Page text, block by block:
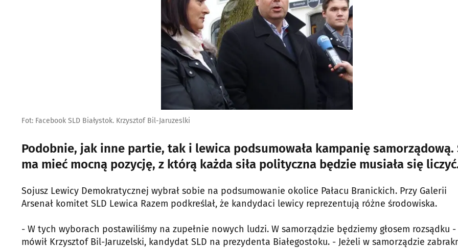
Fot: Facebook SLD Białystok. Krzysztof Bil-Jaruzeslki
Podobnie, jak inne partie, tak i lewica podsumowała kampanię samorządową.
ma mieć mocną pozycję, z którą każda siła polityczna będzie musiała się
Sojusz Lewicy Demokratycznej wybrał sobie na podsumowanie okolice Pałacu Branickich. Przy Galerii
Arsenał komitet SLD Lewica Razem podkreślał, że kandydaci lewicy reprezentują różne środowiska.
- W tych wyborach postawiliśmy na zupełnie nowych ludzi. W samorządzie będziemy głosem rozsądku -
mówił Krzysztof Bil-Jaruzelski, kandydat SLD na prezydenta Białegostoku. - Jeżeli w samorządzie